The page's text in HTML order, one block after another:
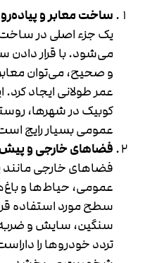
ساخت معابر و
یک جزء اصلی در ساخت
می‌شود. با قرار
و صحیح، می‌توان
عمر طولانی ایجاد
کوبیک در شهرها،
عمومی بسیار رایج
فضاهای خارجی و
فضاهای خارجی مانند
عمومی، حیاط‌ها و
سطح مورد استفاده
سنگین، سایش و
تردد خودروها را